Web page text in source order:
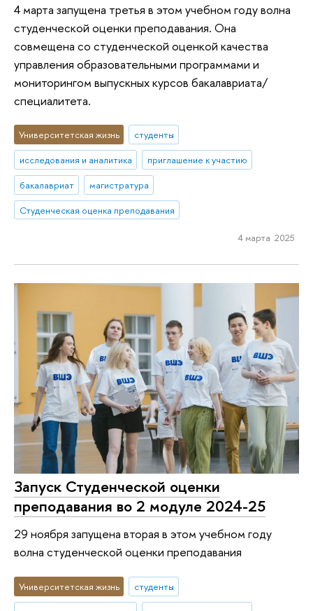
4 марта запущена третья в этом учебном году волна
студенческой оценки преподавания. Она
совмещена со студенческой оценкой качества
управления образовательными программами и
мониторингом выпускных курсов бакалавриата/
специалитета.
Университетская жизнь
студенты
исследования и аналитика
приглашение к участию
бакалавриат
магистратура
Студенческая оценка преподавания
4 марта 2025
Запуск Студенческой оценки
преподавания во 2 модуле 2024-25
29 ноября запущена вторая в этом учебном году
волна студенческой оценки преподавания
Университетская жизнь
студенты